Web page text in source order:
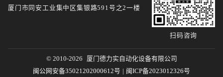
厦门市同安工业集中区集银路591号之2一楼
扫码咨询
© 2010-2026
厦门德力实自动化设备有限公司
闽公网安备35021202000612号 | 闽ICP备2023012326号